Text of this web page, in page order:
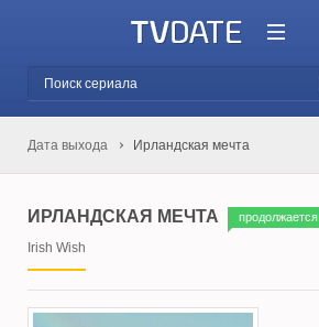
Дата выхода Ирландская мечта
ИРЛАНДСКАЯ МЕЧТА продолжается
Irish Wish